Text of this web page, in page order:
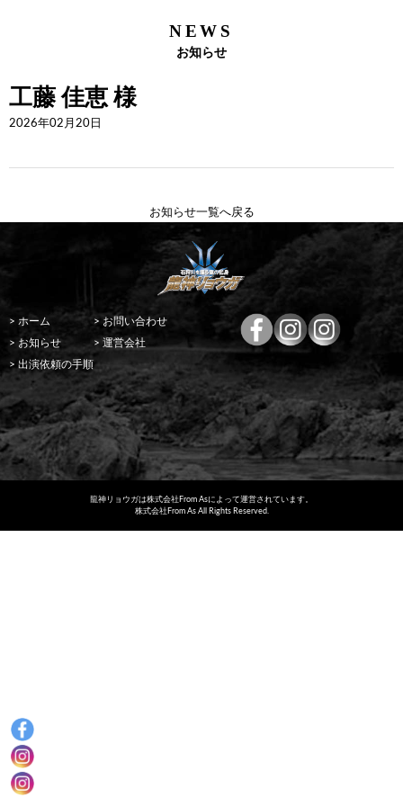
NEWS
お知らせ
工藤 佳恵 様
2026年02月20日
お知らせ一覧へ戻る
> ホーム
> お知らせ
> 出演依頼の手順
> お問い合わせ
> 運営会社
龍神リョウガは株式会社From Asによって運営されています。
株式会社From As All Rights Reserved.